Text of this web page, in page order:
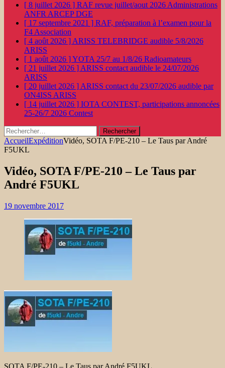
[ 8 juillet 2026 ] RAF revue juillet/aout 2026 Administrations
ANFR ARCEP DGE
[ 17 septembre 2021 ] RAF, préparation à l’examen pour la
F4 Association
[ 4 août 2026 ] ARISS TELEBRIDGE audible 5/8/2026
ARISS
[ 1 août 2026 ]YOTA 25/7 au 1/8/26 Radioamateurs
[ 21 juillet 2026 ] ARISS contact audible le 24/07/2026
ARISS
[ 20 juillet 2026 ] ARISS contact du 23/07/2026 audible par
ON4ISS ARISS
[ 14 juillet 2026 ] IOTA CONTEST, participations annoncées
25-26/7 2026 Contest
Rechercher :
AccueilExpéditionVidéo, SOTA F/PE-210 – Le Taus par André
F5UKL
Vidéo, SOTA F/PE-210 – Le Taus par
André F5UKL
19 novembre 2017
SOTA F/PE-210 – Le Taus par André F5UKL